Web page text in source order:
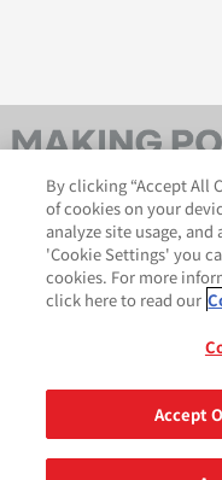
AveryDennison.com
By clicking “Accept All
of cookies on your
analyze site usage,
'Cookie Settings' you
cookies. For more
click here to read our
Accept